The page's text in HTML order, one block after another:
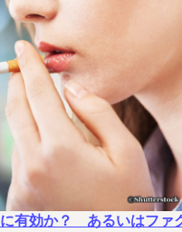
有効か？ あるいはファ